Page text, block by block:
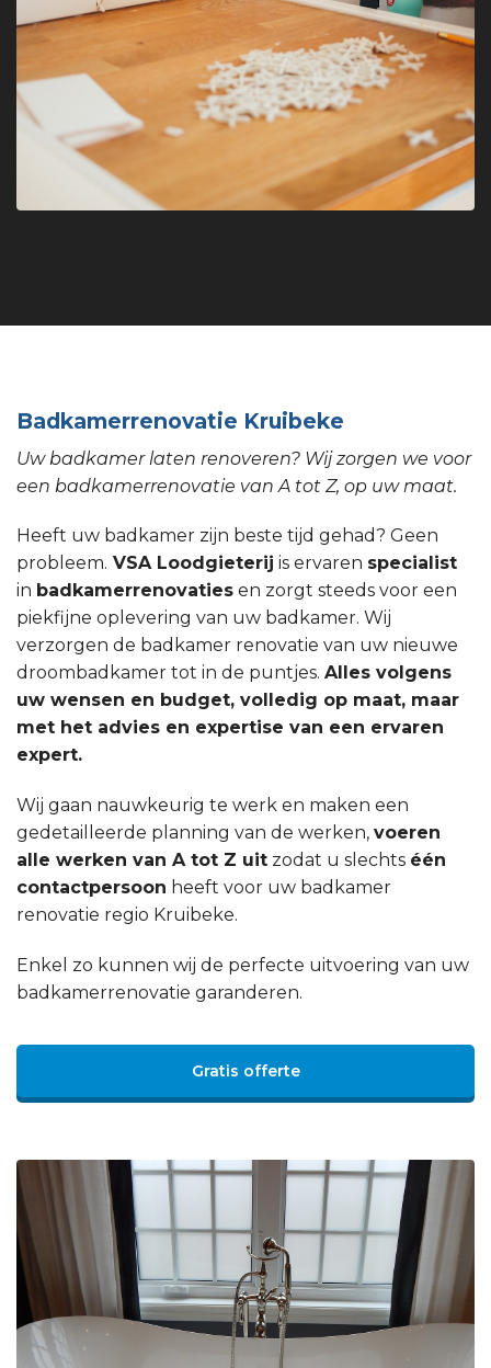
Badkamerrenovatie Kruibeke
Uw badkamer laten renoveren? Wij zorgen we voor
een badkamerrenovatie van A tot Z, op uw maat.
Heeft uw badkamer zijn beste tijd gehad? Geen
probleem. VSA Loodgieterij is ervaren specialist
in badkamerrenovaties en zorgt steeds voor een
piekfijne oplevering van uw badkamer. Wij
verzorgen de badkamer renovatie van uw nieuwe
droombadkamer tot in de puntjes. Alles volgens
uw wensen en budget, volledig op maat, maar
met het advies en expertise van een ervaren
expert.
Wij gaan nauwkeurig te werk en maken een
gedetailleerde planning van de werken, voeren
alle werken van A tot Z uit zodat u slechts één
contactpersoon heeft voor uw badkamer
renovatie regio Kruibeke.
Enkel zo kunnen wij de perfecte uitvoering van uw
badkamerrenovatie garanderen.
Gratis offerte